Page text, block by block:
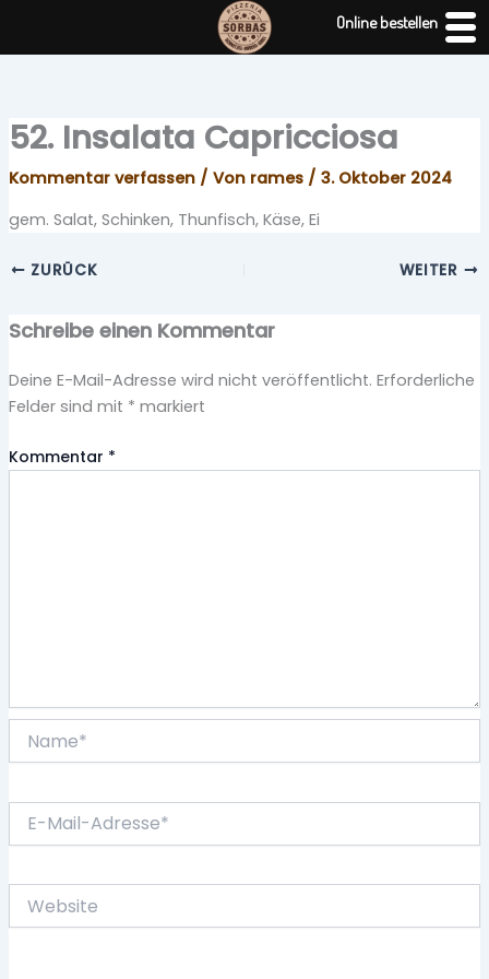
52. Insalata Capricciosa
Kommentar verfassen / Von rames / 3. Oktober 2024
gem. Salat, Schinken, Thunfisch, Käse, Ei
ZURÜCK WEITER
Schreibe einen Kommentar
Deine E-Mail-Adresse wird nicht veröffentlicht. Erforderliche
Felder sind mit * markiert
Kommentar *
Mail-
Website
Online bestellen